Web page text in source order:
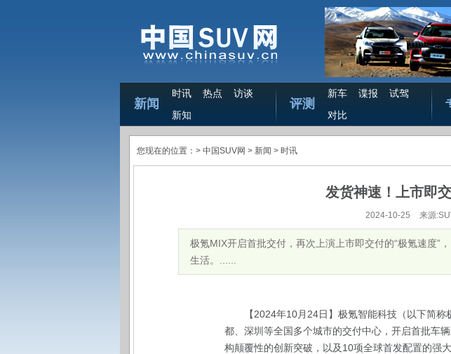
新闻
时讯 热点
访谈
新知
评测
新车 谍报
试驾
对比
您现在的位置：> 中国SUV网 > 新闻 > 时讯
发货神速！上市即
2024-10-25 来源
极氪MIX开启首批交付，再次上演上市即交付的“极氪速度”
生活。......
【2024年10月24日】极氪智能科技（以下简
都、深圳等全国多个城市的交付中心，开启首批车
构颠覆性的创新突破，以及10项全球首发配置的强